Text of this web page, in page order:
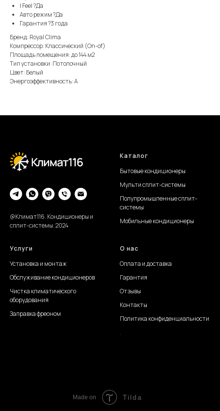
I Feel ?Да
Авто режим ?Да
Гарантия ?3 года
Бренд: Royal Clima
Компрессор: Классический (On-of)
Площадь помещения: до 144 м2
Тип установки: Потолочный
Цвет: Белый
Энергоэффективность: А
@Климат116. Кондиционеры и
сплит-системы. 2024
Каталог
Бытовые кондиционеры
Мульти сплит-системы
Полупромышленные сплит-
системы
Мобильные кондиционеры
Услуги
Установка и монтаж
Обслуживаниекондиционеров
Чистка климатического
оборудования
Заправка фреоном
О нас
Оплата и доставка
Гарантия
Отзывы
Контакты
Политика конфиденциальности
.
Made on Tilda